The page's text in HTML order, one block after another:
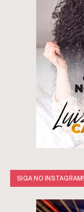
SIGA NO INSTAGRAM!